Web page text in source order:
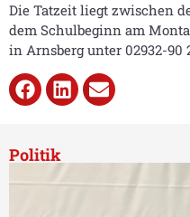
Die Tatzeit liegt zwischen
dem Schulbeginn am
in Arnsberg unter 02932-90
Politik